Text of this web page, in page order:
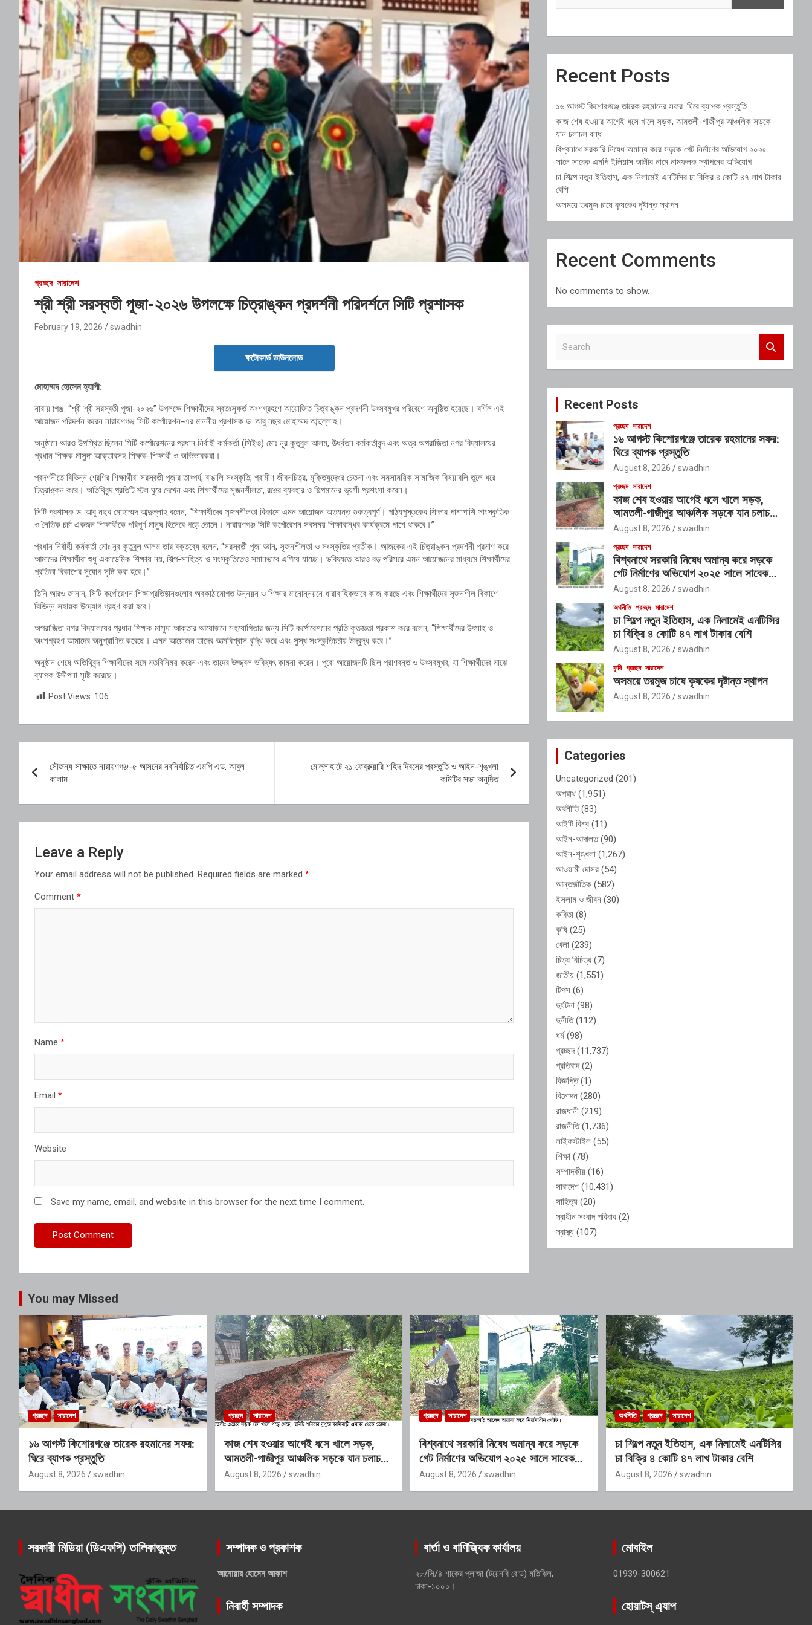
প্রচ্ছদ সারাদেশ
শ্রী শ্রী সরস্বতী পূজা-২০২৬ উপলক্ষে চিত্রাঙ্কন প্রদর্শনী পরিদর্শনে সিটি প্রশাসক
February 19, 2026 swadhin
ফটোকার্ড ডাউনলোড
মোহাম্মদ হোসেন হ্যাপী:
নারায়ণগঞ্জ: “শ্রী শ্রী সরস্বতী পূজা-২০২৬” উপলক্ষে শিক্ষার্থীদের স্বতঃস্ফূর্ত অংশগ্রহণে আয়োজিত চিত্রাঙ্কন প্রদর্শনী উৎসবমুখর পরিবেশে অনুষ্ঠিত হয়েছে। বর্ণিল এই
আয়োজন পরিদর্শন করেন নারায়ণগঞ্জ সিটি কর্পোরেশন-এর মাননীয় প্রশাসক ড. আবু নছর মোহাম্মদ আব্দুল্লাহ।
অনুষ্ঠানে আরও উপস্থিত ছিলেন সিটি কর্পোরেশনের প্রধান নির্বাহী কর্মকর্তা (সিইও) মোঃ নূর কুতুবুল আলম, ঊর্ধ্বতন কর্মকর্তাবৃন্দ এবং অত্র অপরাজিতা নগর বিদ্যালয়ের
প্রধান শিক্ষক মাসুদা আক্তারসহ শিক্ষক-শিক্ষার্থী ও অভিভাবকরা।
প্রদর্শনীতে বিভিন্ন শ্রেণির শিক্ষার্থীরা সরস্বতী পূজার তাৎপর্য, বাঙালি সংস্কৃতি, গ্রামীণ জীবনচিত্র, মুক্তিযুদ্ধের চেতনা এবং সমসাময়িক সামাজিক বিষয়াবলি তুলে ধরে
চিত্রাঙ্কন করে। অতিথিবৃন্দ প্রতিটি স্টল ঘুরে দেখেন এবং শিক্ষার্থীদের সৃজনশীলতা, রঙের ব্যবহার ও শিল্পমানের ভূয়সী প্রশংসা করেন।
সিটি প্রশাসক ড. আবু নছর মোহাম্মদ আব্দুল্লাহ বলেন, “শিক্ষার্থীদের সৃজনশীলতা বিকাশে এমন আয়োজন অত্যন্ত গুরুত্বপূর্ণ। পাঠ্যপুস্তকের শিক্ষার পাশাপাশি সাংস্কৃতিক
ও নৈতিক চর্চা একজন শিক্ষার্থীকে পরিপূর্ণ মানুষ হিসেবে গড়ে তোলে। নারায়ণগঞ্জ সিটি কর্পোরেশন সবসময় শিক্ষাবান্ধব কার্যক্রমে পাশে থাকবে।”
প্রধান নির্বাহী কর্মকর্তা মোঃ নূর কুতুবুল আলম তার বক্তব্যে বলেন, “সরস্বতী পূজা জ্ঞান, সৃজনশীলতা ও সংস্কৃতির প্রতীক। আজকের এই চিত্রাঙ্কন প্রদর্শনী প্রমাণ করে
আমাদের শিক্ষার্থীরা শুধু একাডেমিক শিক্ষায় নয়, শিল্প-সাহিত্য ও সংস্কৃতিতেও সমানভাবে এগিয়ে যাচ্ছে। ভবিষ্যতে আরও বড় পরিসরে এমন আয়োজনের মাধ্যমে শিক্ষার্থীদের
প্রতিভা বিকাশের সুযোগ সৃষ্টি করা হবে।”
তিনি আরও জানান, সিটি কর্পোরেশন শিক্ষাপ্রতিষ্ঠানগুলোর অবকাঠামোগত উন্নয়ন ও শিক্ষার মানোন্নয়নে ধারাবাহিকভাবে কাজ করছে এবং শিক্ষার্থীদের সৃজনশীল বিকাশে
বিভিন্ন সহায়ক উদ্যোগ গ্রহণ করা হবে।
অপরাজিতা নগর বিদ্যালয়ের প্রধান শিক্ষক মাসুদা আক্তার আয়োজনে সহযোগিতার জন্য সিটি কর্পোরেশনের প্রতি কৃতজ্ঞতা প্রকাশ করে বলেন, “শিক্ষার্থীদের উৎসাহ ও
অংশগ্রহণ আমাদের অনুপ্রাণিত করেছে। এমন আয়োজন তাদের আত্মবিশ্বাস বৃদ্ধি করে এবং সুস্থ সংস্কৃতিচর্চায় উদ্বুদ্ধ করে।”
অনুষ্ঠান শেষে অতিথিবৃন্দ শিক্ষার্থীদের সঙ্গে মতবিনিময় করেন এবং তাদের উজ্জ্বল ভবিষ্যৎ কামনা করেন। পুরো আয়োজনটি ছিল প্রাণবন্ত ও উৎসবমুখর, যা শিক্ষার্থীদের মাঝে
ব্যাপক উদ্দীপনা সৃষ্টি করেছে।
Post Views: 106
navigation
সৌজন্য সাক্ষাতে নারায়ণগঞ্জ-৫ আসনের নবনির্বাচিত এমপি এড. আবুল
কালাম
মোল্লাহাটে ২১ ফেব্রুয়ারি শহিদ দিবসের প্রস্তুতি ও আইন-শৃঙ্খলা
কমিটির সভা অনুষ্ঠিত
Leave a Reply
Your email address will not be published. Required fields are marked *
Comment *
Name *
Email *
Website
Save my name, email, and website in this browser for the next time I comment.
Recent Posts
১৬ আগস্ট কিশোরগঞ্জে তারেক রহমানের সফর: ঘিরে ব্যাপক প্রস্তুতি
কাজ শেষ হওয়ার আগেই ধসে খালে সড়ক, আমতলী-গাজীপুর আঞ্চলিক সড়কে
যান চলাচল বন্ধ
বিশ্বনাথে সরকারি নিষেধ অমান্য করে সড়কে গেট নির্মাণের অভিযোগ ২০২৫
সালে সাবেক এমপি ইলিয়াস আলীর নামে নামফলক স্থাপনের অভিযোগ
চা শিল্পে নতুন ইতিহাস, এক নিলামেই এনটিসির চা বিক্রি ৪ কোটি ৪৭ লাখ টাকার
বেশি
অসময়ে তরমুজ চাষে কৃষকের দৃষ্টান্ত স্থাপন
Recent Comments
No comments to show.
c
Recent Posts
প্রচ্ছদ সারাদেশ
১৬ আগস্ট কিশোরগঞ্জে তারেক রহমানের সফর:
ঘিরে ব্যাপক প্রস্তুতি
August 8, 2026 swadhin
প্রচ্ছদ সারাদেশ
কাজ শেষ হওয়ার আগেই ধসে খালে সড়ক,
আমতলী-গাজীপুর আঞ্চলিক সড়কে যান চলাচল
বন্ধ
August 8, 2026 swadhin
প্রচ্ছদ সারাদেশ
বিশ্বনাথে সরকারি নিষেধ অমান্য করে সড়কে
গেট নির্মাণের অভিযোগ ২০২৫ সালে সাবেক
এমপি ইলিয়াস আলীর নামে নামফলক স্থাপনের
অভিযোগ
August 8, 2026 swadhin
অর্থনীতি প্রচ্ছদ সারাদেশ
চা শিল্পে নতুন ইতিহাস, এক নিলামেই এনটিসির
চা বিক্রি ৪ কোটি ৪৭ লাখ টাকার বেশি
August 8, 2026 swadhin
কৃষি প্রচ্ছদ সারাদেশ
অসময়ে তরমুজ চাষে কৃষকের দৃষ্টান্ত স্থাপন
August 8, 2026 swadhin
Categories
Uncategorized (201)
অপরাধ (1,951)
অর্থনীতি(83)
আইটি বিশ্ব (11)
আইন-আদালত(90)
আইন-শৃঙ্খলা (1,267)
আওয়ামী দোসর (54)
আন্তর্জাতিক (582)
ইসলাম ও জীবন (30)
কবিতা (8)
কৃষি (25)
খেলা (239)
চিত্র বিচিত্র (7)
জাতীয় (1,551)
টিপস (6)
দুর্ঘটনা (98)
দুর্নীতি(112)
ধর্ম(98)
প্রচ্ছদ(11,737)
প্রতিবাদ(2)
বিজ্ঞপ্তি(1)
বিনোদন (280)
রাজধানী (219)
রাজনীতি(1,736)
লাইফস্টাইল (55)
শিক্ষা (78)
সম্পাদকীয় (16)
সারাদেশ (10,431)
সাহিত্য (20)
স্বাধীন সংবাদ পরিবার (2)
স্বাস্থ্য (107)
You may Missed
প্রচ্ছদ সারাদেশ
১৬ আগস্ট কিশোরগঞ্জে তারেক রহমানের সফর:
ঘিরে ব্যাপক প্রস্তুতি
August 8, 2026 swadhin
প্রচ্ছদ সারাদেশ
কাজ শেষ হওয়ার আগেই ধসে খালে সড়ক,
আমতলী-গাজীপুর আঞ্চলিক সড়কে যান চলাচল
বন্ধ
August 8, 2026 swadhin
প্রচ্ছদ সারাদেশ
বিশ্বনাথে সরকারি নিষেধ অমান্য করে সড়কে
গেট নির্মাণের অভিযোগ ২০২৫ সালে সাবেক
এমপি ইলিয়াস আলীর নামে নামফলক স্থাপনের
August 8, 2026 swadhin
অর্থনীতি প্রচ্ছদ সারাদেশ
চা শিল্পে নতুন ইতিহাস, এক নিলামেই এনটিসির
চা বিক্রি ৪ কোটি ৪৭ লাখ টাকার বেশি
August 8, 2026 swadhin
সরকারী মিডিয়া (ডিএফপি) তালিকাভুক্ত সম্পাদক ও প্রকাশক
আনোয়ার হোসেন আকাশ
নিবার্হী সম্পাদক
বার্তা ও বাণিজ্যিক কার্যালয়
২৮/সি/৪ শাকের প্লাজা (টয়েনবি রোড) মতিঝিল,
ঢাকা-১০০০।
মোবাইল
01939-300621
হোয়াটস্ এ্যাপ